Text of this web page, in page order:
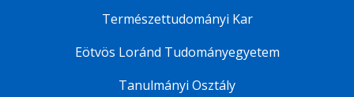
Természettudományi Kar
Eötvös Loránd Tudományegyetem
Tanulmányi Osztály